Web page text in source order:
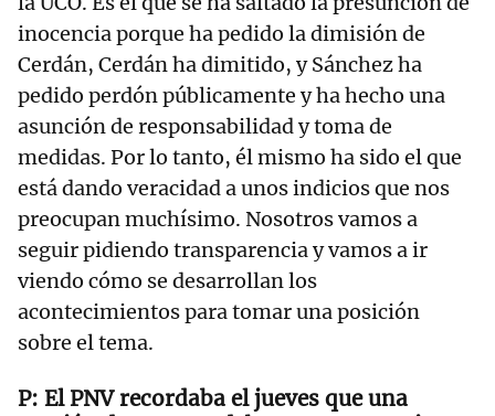
inocencia porque ha pedido la dimisión de
Cerdán, Cerdán ha dimitido, y Sánchez ha
pedido perdón públicamente y ha hecho una
asunción de responsabilidad y toma de
medidas. Por lo tanto, él mismo ha sido el que
está dando veracidad a unos indicios que nos
preocupan muchísimo. Nosotros vamos a
seguir pidiendo transparencia y vamos a ir
viendo cómo se desarrollan los
acontecimientos para tomar una posición
sobre el tema.
El PNV recordaba el jueves que una